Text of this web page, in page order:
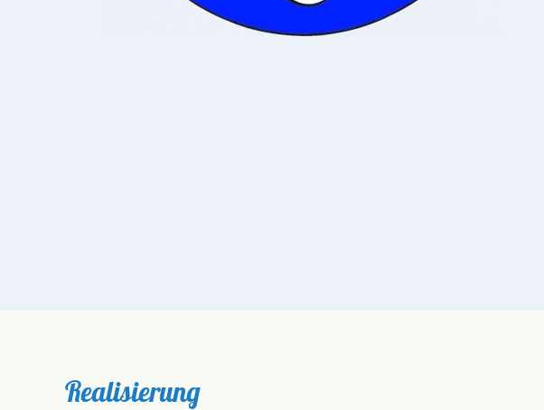
Realisierung